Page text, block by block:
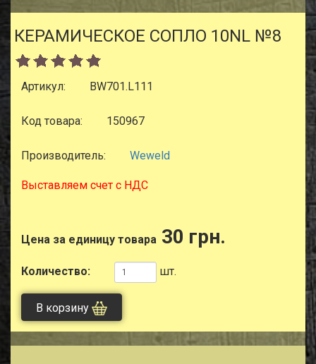
КЕРАМИЧЕСКОЕ СОПЛО 10NL №8
Артикул: BW701.L111
Код товара: 150967
Производитель: Weweld
Выставляем счет с НДС
Цена за единицу товара 30 грн.
Количество: шт.
В корзину